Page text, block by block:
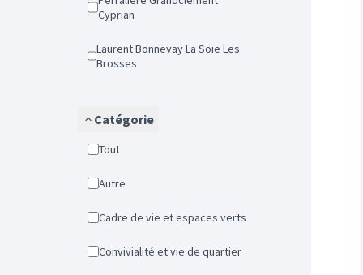
Cyprian
Laurent Bonnevay La Soie Les
Brosses
Catégorie
Tout
Autre
Cadre de vie et espaces verts
Convivialité et vie de quartier